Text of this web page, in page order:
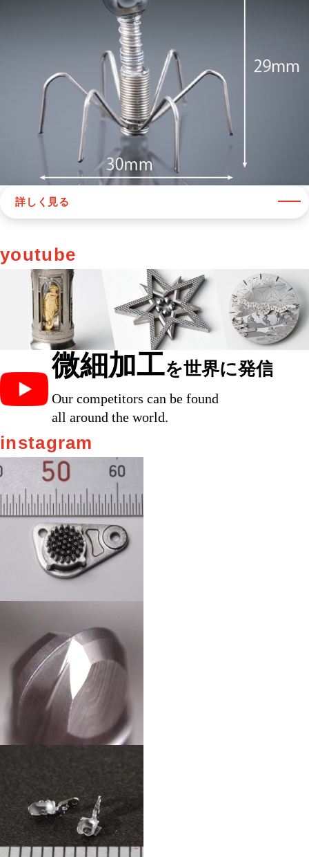
詳しく見る
youtube
instagram